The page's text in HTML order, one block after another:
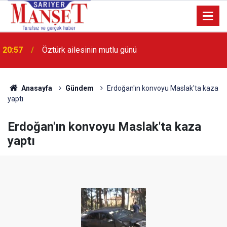
20:57 Öztürk ailesinin mutlu günü
Anasayfa Gündem
Erdoğan'ın konvoyu Maslak'ta kaza
yaptı
Erdoğan'ın konvoyu Maslak'ta kaza
yaptı